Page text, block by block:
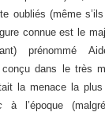
oubliés (même
connue est le
prénommé
dans le très
la menace la plus
à l’époque